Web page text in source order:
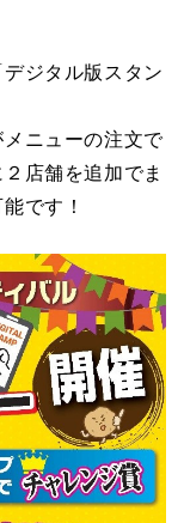
ジタル版スタン
ニューの注文で
店舗を追加でま
です！